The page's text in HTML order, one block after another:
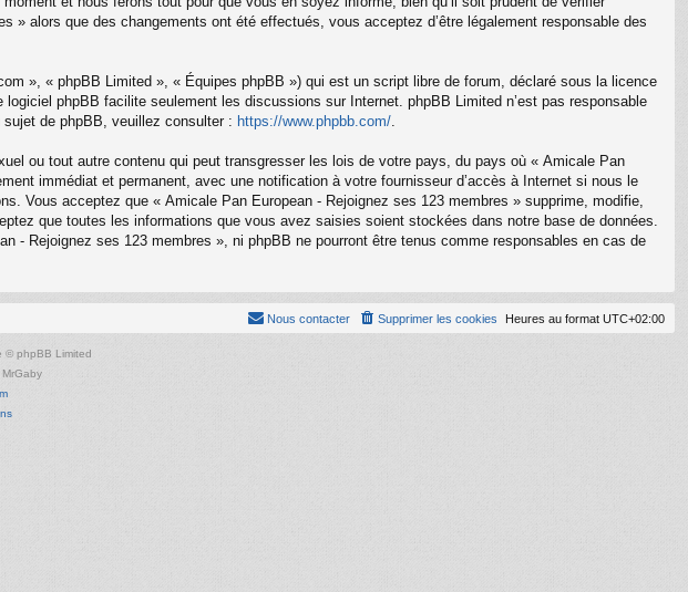
alors que des changements ont été effectués, vous acceptez d’être légalement responsable des
», « phpBB Limited », « Équipes phpBB ») qui est un script libre de forum, déclaré sous la licence
logiciel phpBB facilite seulement les discussions sur Internet. phpBB Limited n’est pas responsable
de phpBB, veuillez consulter : https://www.phpbb.com/
ou tout autre contenu qui peut transgresser les lois de votre pays, du pays où « Amicale Pan
immédiat et permanent, avec une notification à votre fournisseur d’accès à Internet si nous le
Vous acceptez que « Amicale Pan European - Rejoignez ses 123 membres » supprime, modifie,
que toutes les informations que vous avez saisies soient stockées dans notre base de données.
- Rejoignez ses 123 membres », ni phpBB ne pourront être tenus comme responsables en cas de
Heures au format UTC+02:00
Supprimer les cookies
Nous contacter
© phpBB Limited